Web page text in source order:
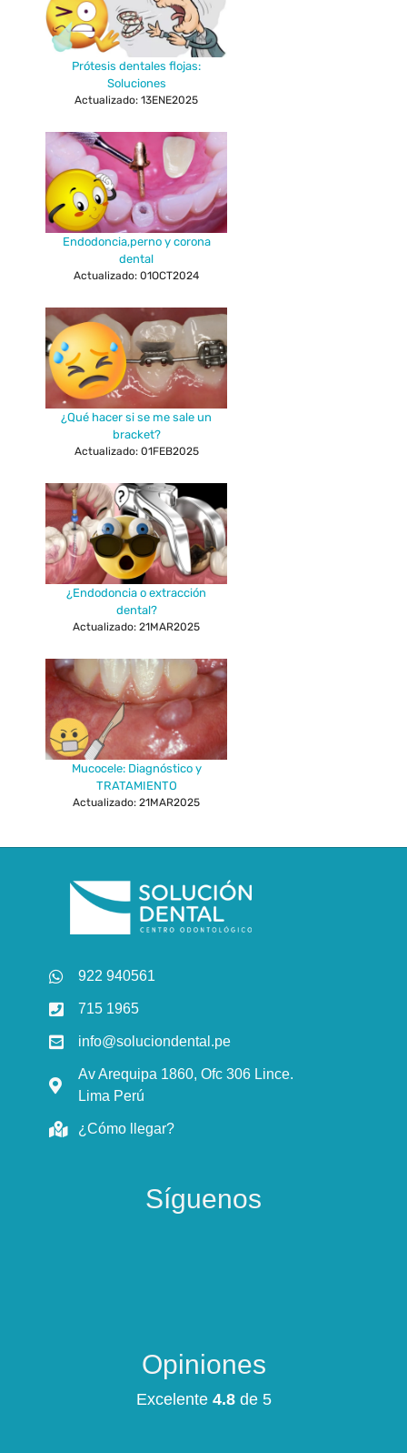
Prótesis dentales flojas:
Soluciones
Actualizado: 13ENE2025
Endodoncia,perno y corona
dental
Actualizado: 01OCT2024
¿Qué hacer si se me sale un
bracket?
Actualizado: 01FEB2025
¿Endodoncia o extracción
dental?
Actualizado: 21MAR2025
Mucocele: Diagnóstico y
TRATAMIENTO
Actualizado: 21MAR2025
922 940561
715 1965
info@soluciondental.pe
Av Arequipa 1860, Ofc 306 Lince.
Lima Perú
¿Cómo llegar?
Síguenos
Opiniones
Excelente 4.8de 5